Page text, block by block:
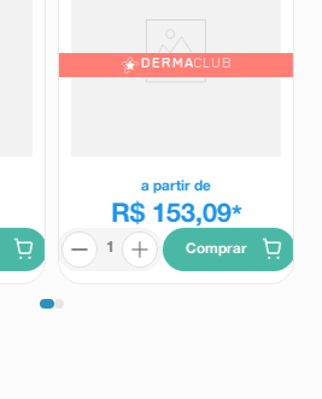
DERMACLUB
a partir de
R$ 153,09*
Comprar